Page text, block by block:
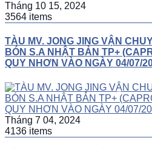
Tháng 10 15, 2024
3564 items
TÀU MV. JONG JING VẬN
BÓN S.A NHẬT BẢN TP+
QUY NHƠN VÀO NGÀY 04/07/
Tháng 7 04, 2024
4136 items